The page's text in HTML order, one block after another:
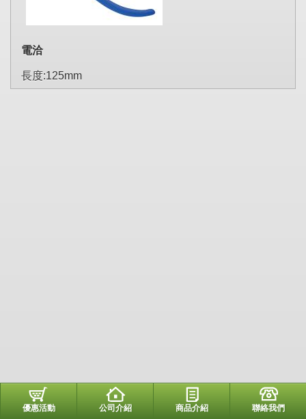
電洽
長度:125mm
優惠活動 公司介紹 商品介紹 聯絡我們